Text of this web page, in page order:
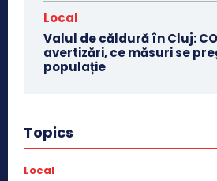
Local
Valul de căldură în Cluj:
avertizări, ce măsuri se
populație
Topics
Local